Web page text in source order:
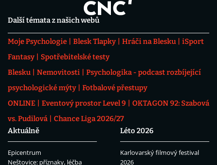
Další témata z našich webů
Moje Psychologie Blesk Tlapky Hráči na Blesku
iSport
Fantasy
Spotřebitelské testy
Blesku
Nemovitosti
Psychologika - podcast rozbíjející
psychologické mýty
Fotbalové přestupy
ONLINE
Eventový prostor Level 9
OKTAGON 92: Szabová
vs. Pudilová
Chance Liga 2026/27
Aktuálně
Epicentrum
Neštovice: příznaky, léčba
Léto 2026
Karlovarský filmový festival
2026